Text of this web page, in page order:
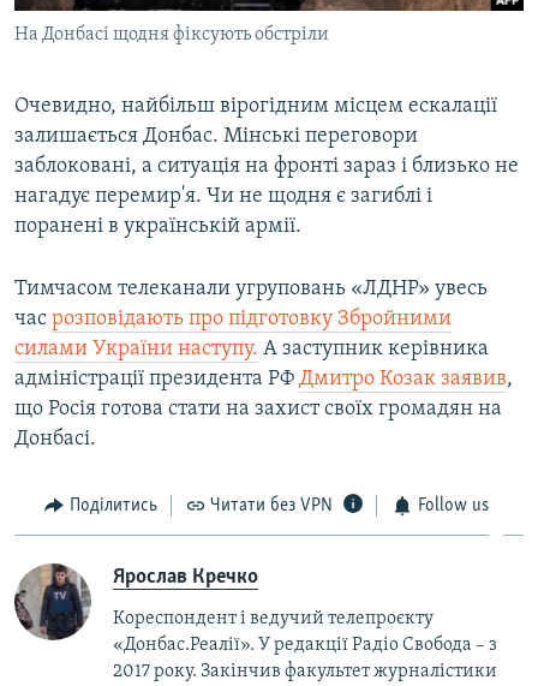
На Донбасі щодня фіксують обстріли
Очевидно, найбільш вірогідним місцем ескалації
залишається Донбас. Мінські переговори
заблоковані, а ситуація на фронті зараз і близько не
нагадує перемир'я. Чи не щодня є загиблі і
поранені в українській армії.
Тимчасом телеканали угруповань «ЛДНР» увесь
час розповідають про підготовку Збройними
силами України наступу. А заступник керівника
адміністрації президента РФ Дмитро Козак заявив,
що Росія готова стати на захист своїх громадян на
Донбасі.
Поділитись Читати без VPN Follow us
Ярослав Кречко
Кореспондент і ведучий телепроєкту
«Донбас.Реалії». У редакції Радіо Свобода – з
2017 року. Закінчив факультет журналістики